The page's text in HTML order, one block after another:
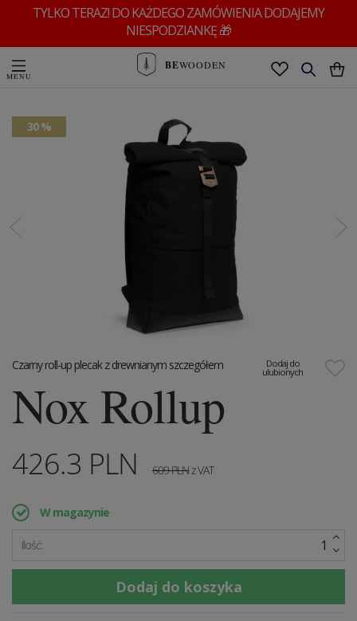
TYLKO TERAZ! DO KAŻDEGO ZAMÓWIENIA DODAJEMY
NIESPODZIANKĘ 🎁
BEWOODEN
30 %
Dodaj do
ulubionych
Czarny roll-up plecak z drewnianym szczegółem
Nox Rollup
426.3 PLN 609PLNz VAT
W magazynie
Ilość: